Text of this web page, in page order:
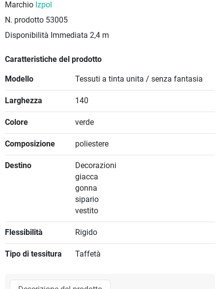
Marchio Izpol
N. prodotto 53005
Disponibilità Immediata 2,4 m
Caratteristiche del prodotto
Modello Tessuti a tinta unita / senza fantasia
Larghezza 140
Colore verde
Composizione poliestere
Destino
Decorazioni
giacca
gonna
sipario
vestito
Flessibilità Rigido
Tipo di tessitura Taffetà